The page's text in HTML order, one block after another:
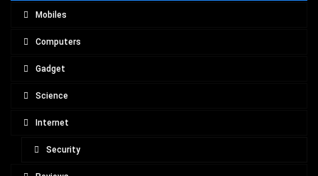
Mobiles
Computers
Gadget
Science
Internet
Security